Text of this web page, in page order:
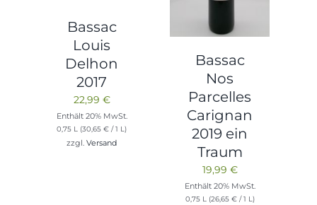
Bassac
Louis
Delhon
2017
22,99 €
Enthält 20% MwSt.
0,75 L (30,65€ / 1 L)
zzgl.Versand
Bassac
Nos
Parcelles
Carignan
2019 ein
Traum
19,99 €
Enthält 20% MwSt.
0,75 L (26,65 €/ 1 L)